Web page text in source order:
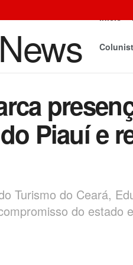
Piauí e
Turismo do Ceará,
do estado